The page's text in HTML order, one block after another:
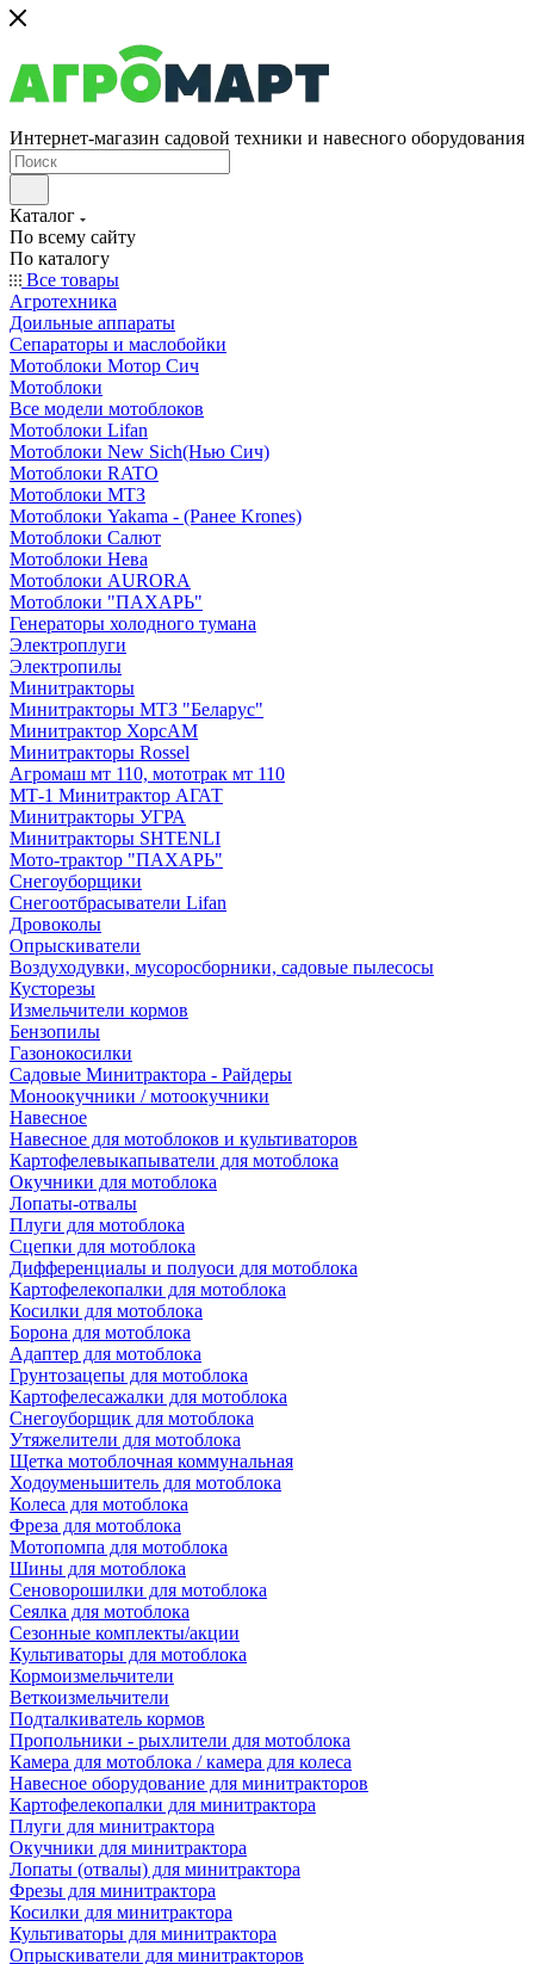
Интернет-магазин садовой техники и навесного оборудования
Каталог
По всему сайту
По каталогу
Все товары
Агротехника
Доильные аппараты
Сепараторы и маслобойки
Мотоблоки Мотор Сич
Мотоблоки
Все модели мотоблоков
Мотоблоки Lifan
Мотоблоки New Sich(Нью Сич)
Мотоблоки RATO
Мотоблоки МТЗ
Мотоблоки Yakama - (Ранее Krones)
Мотоблоки Салют
Мотоблоки Нева
Мотоблоки AURORA
Мотоблоки "ПАХАРЬ"
Генераторы холодного тумана
Электроплуги
Электропилы
Минитракторы
Минитракторы МТЗ "Беларус"
Минитрактор ХорсАМ
Минитракторы Rossel
Агромаш мт 110, мототрак мт 110
МТ-1 Минитрактор АГАТ
Минитракторы УГРА
Минитракторы SHTENLI
Мото-трактор "ПАХАРЬ"
Снегоуборщики
Снегоотбрасыватели Lifan
Дровоколы
Опрыскиватели
Воздуходувки, мусоросборники, cадовые пылесосы
Кусторезы
Измельчители кормов
Бензопилы
Газонокосилки
Садовые Минитрактора - Райдеры
Моноокучники / мотоокучники
Навесное
Навесное для мотоблоков и культиваторов
Картофелевыкапыватели для мотоблока
Окучники для мотоблока
Лопаты-отвалы
Плуги для мотоблока
Сцепки для мотоблока
Дифференциалы и полуоси для мотоблока
Картофелекопалки для мотоблока
Косилки для мотоблока
Борона для мотоблока
Адаптер для мотоблока
Грунтозацепы для мотоблока
Картофелесажалки для мотоблока
Снегоуборщик для мотоблока
Утяжелители для мотоблока
Щетка мотоблочная коммунальная
Ходоуменьшитель для мотоблока
Колеса для мотоблока
Фреза для мотоблока
Мотопомпа для мотоблока
Шины для мотоблока
Сеноворошилки для мотоблока
Сеялка для мотоблока
Сезонные комплекты/акции
Культиваторы для мотоблока
Кормоизмельчители
Веткоизмельчители
Подталкиватель кормов
Пропольники - рыхлители для мотоблока
Камера для мотоблока / камера для колеса
Навесное оборудование для минитракторов
Картофелекопалки для минитрактора
Плуги для минитрактора
Окучники для минитрактора
Лопаты (отвалы) для минитрактора
Фрезы для минитрактора
Косилки для минитрактора
Культиваторы для минитрактора
Опрыскиватели для минитракторов